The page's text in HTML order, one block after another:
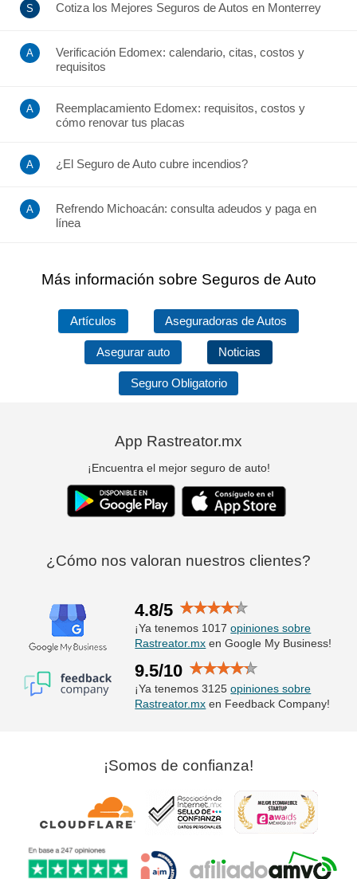
Cotiza los Mejores Seguros de Autos en Monterrey
Verificación Edomex: calendario, citas, costos y
requisitos
Reemplacamiento Edomex: requisitos, costos y
cómo renovar tus placas
¿El Seguro de Auto cubre incendios?
Refrendo Michoacán: consulta adeudos y paga en
línea
Más información sobre Seguros de Auto
Artículos Aseguradoras de Autos
Asegurar auto Noticias
Seguro Obligatorio
App Rastreator.mx
¡Encuentra el mejor seguro de auto!
¿Cómo nos valoran nuestros clientes?
4.8/5
¡Ya tenemos 1017opiniones sobre
Rastreator.mx en Google My Business!
9.5/10
¡Ya tenemos 3125opiniones sobre
Rastreator.mx en Feedback Company!
¡Somos de confianza!